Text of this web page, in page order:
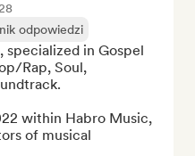
odpowiedzi
specialized in Gospel
Rap, Soul,
within Habro Music,
of musical